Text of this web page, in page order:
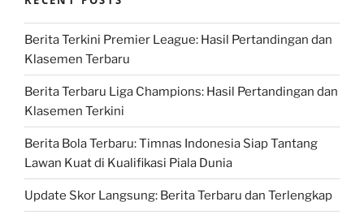
Berita Terkini Premier League: Hasil Pertandingan dan
Klasemen Terbaru
Berita Terbaru Liga Champions: Hasil Pertandingan dan
Klasemen Terkini
Berita Bola Terbaru: Timnas Indonesia Siap Tantang
Lawan Kuat di Kualifikasi Piala Dunia
Update Skor Langsung: Berita Terbaru dan Terlengkap